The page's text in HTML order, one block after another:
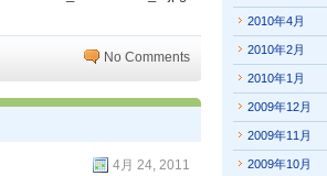
No Comments
4月 24, 2011
2010年4月
2010年2月
2010年1月
2009年12月
2009年11月
2009年10月